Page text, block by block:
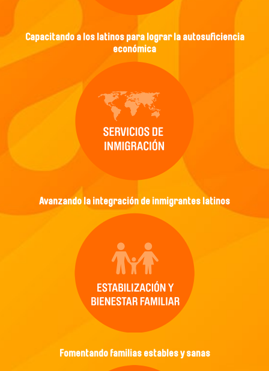
Capacitando a los latinos para lograr la autosuficiencia
económica
Avanzando la integración de inmigrantes latinos
Fomentando familias estables y sanas